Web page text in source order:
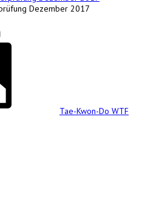
Dezember 2017
Tae-Kwon-Do WTF